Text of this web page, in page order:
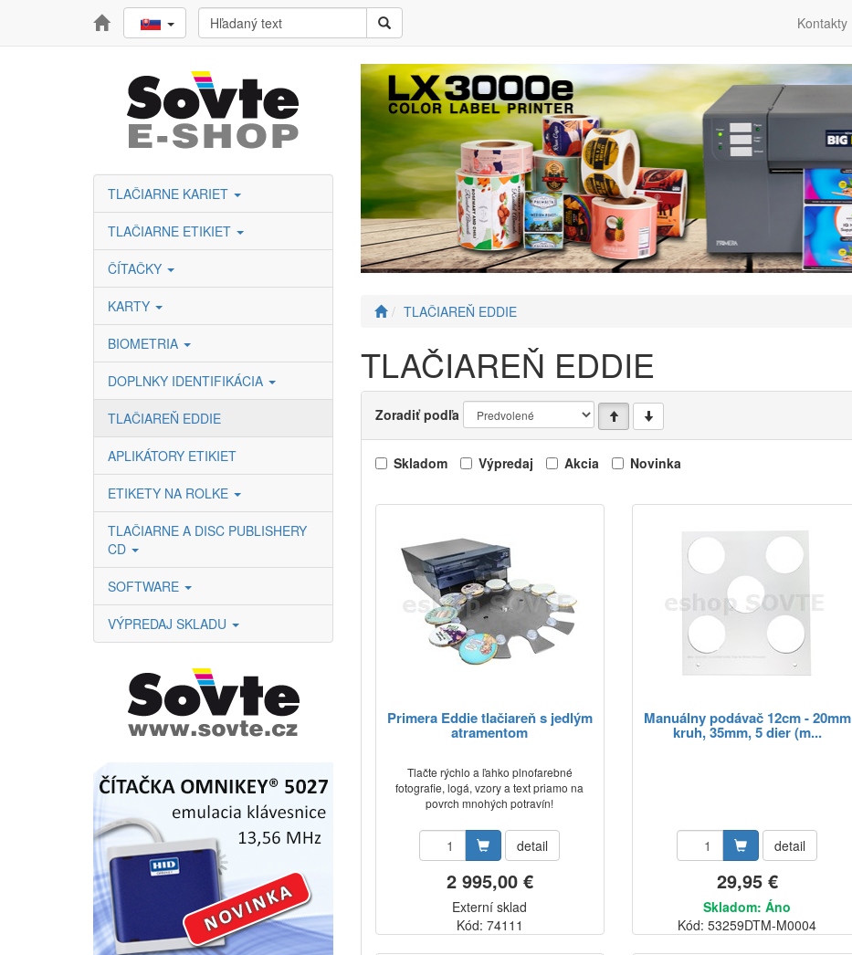
Kontakty
TLAČIARNE KARIET
TLAČIARNE ETIKIET
ČÍTAČKY
KARTY
BIOMETRIA
DOPLNKY IDENTIFIKÁCIA
TLAČIAREŇ EDDIE
APLIKÁTORY ETIKIET
ETIKETY NA ROLKE
TLAČIARNE A DISC PUBLISHERY
CD
SOFTWARE
VÝPREDAJ SKLADU
TLAČIAREŇ EDDIE
TLAČIAREŇ EDDIE
Zoradiť podľa
Skladom Výpredaj Akcia Novinka
Primera Eddie tlačiareň s jedlým
atramentom
Tlačte rýchlo a ľahko plnofarebné
fotografie, logá, vzory a text priamo na
povrch mnohých potravín!
detail
2 995,00 €
Externí sklad
Kód: 74111
Manuálny podávač 12cm - 20mm
kruh, 35mm, 5 dier (m...
detail
29,95 €
Skladom: Áno
Kód: 53259DTM-M0004